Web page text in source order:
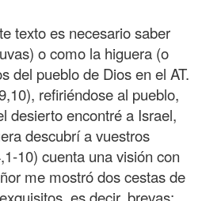
texto es necesario saber
o como la higuera (o
del pueblo de Dios en el AT.
refiriéndose al pueblo,
desierto encontré a Israel,
descubrí a vuestros
10) cuenta una visión con
me mostró dos cestas de